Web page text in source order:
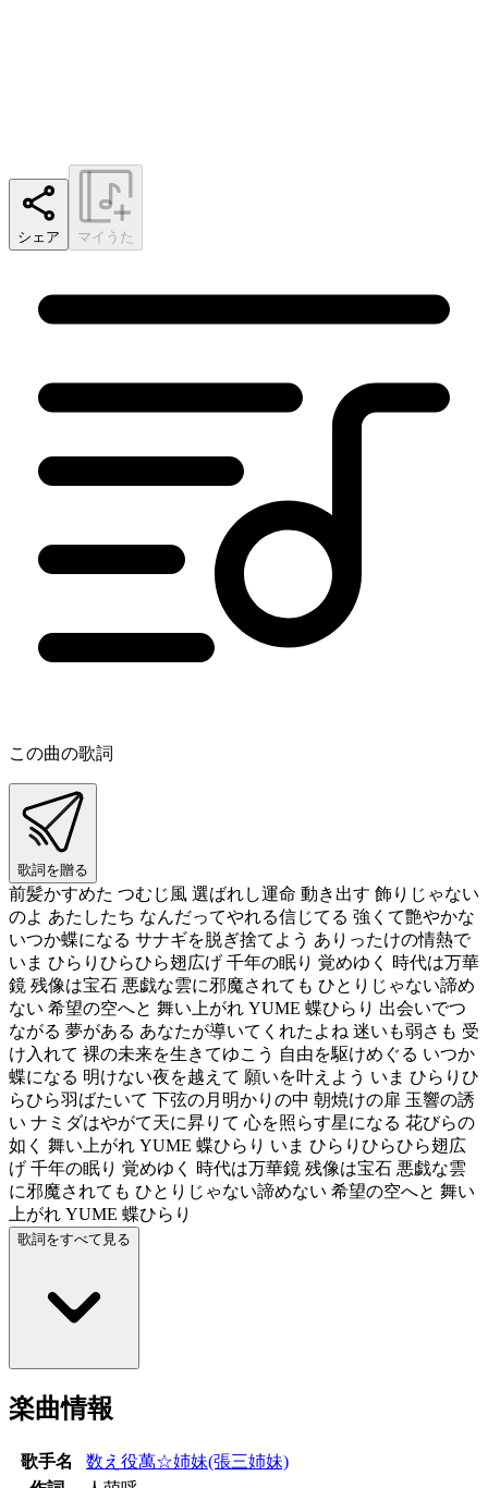
シェア マイうた
この曲の歌詞
歌詞を贈る
前髪かすめた つむじ風 選ばれし運命 動き出す 飾りじゃない
のよ あたしたち なんだってやれる信じてる 強くて艶やかな
いつか蝶になる サナギを脱ぎ捨てよう ありったけの情熱で
いま ひらりひらひら翅広げ 千年の眠り 覚めゆく 時代は万華
鏡 残像は宝石 悪戯な雲に邪魔されても ひとりじゃない諦め
ない 希望の空へと 舞い上がれ YUME 蝶ひらり 出会いでつ
ながる 夢がある あなたが導いてくれたよね 迷いも弱さも 受
け入れて 裸の未来を生きてゆこう 自由を駆けめぐる いつか
蝶になる 明けない夜を越えて 願いを叶えよう いま ひらりひ
らひら羽ばたいて 下弦の月明かりの中 朝焼けの扉 玉響の誘
い ナミダはやがて天に昇りて 心を照らす星になる 花びらの
如く 舞い上がれ YUME 蝶ひらり いま ひらりひらひら翅広
げ 千年の眠り 覚めゆく 時代は万華鏡 残像は宝石 悪戯な雲
に邪魔されても ひとりじゃない諦めない 希望の空へと 舞い
上がれ YUME 蝶ひらり
歌詞をすべて見る
楽曲情報
歌手名
数え役萬☆姉妹(張三姉妹)